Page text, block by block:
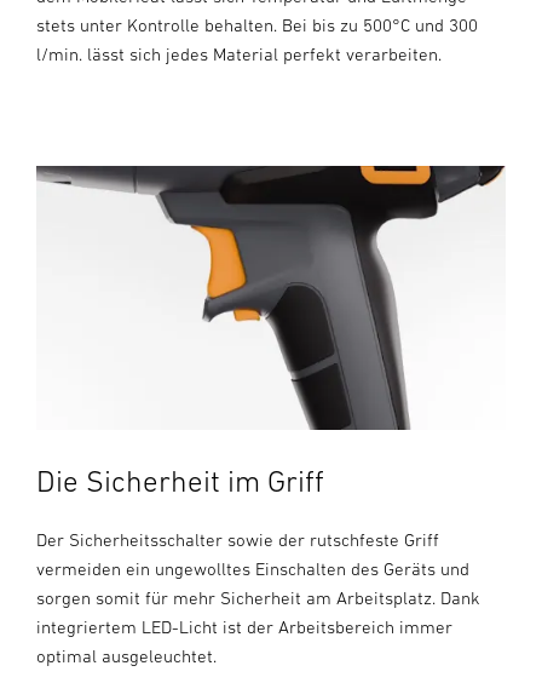
stets unter Kontrolle behalten. Bei bis zu 500°C und 300
l/min. lässt sich jedes Material perfekt verarbeiten.
Die Sicherheit im Griff
Der Sicherheitsschalter sowie der rutschfeste Griff
vermeiden ein ungewolltes Einschalten des Geräts und
sorgen somit für mehr Sicherheit am Arbeitsplatz. Dank
integriertem LED-Licht ist der Arbeitsbereich immer
optimal ausgeleuchtet.